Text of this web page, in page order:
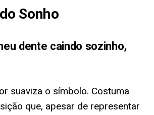
Sonho
dente caindo sozinho,
suaviza o símbolo. Costuma
que, apesar de representar